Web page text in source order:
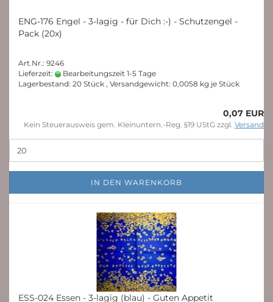
ENG-176 Engel - 3-lagig - für Dich :-) - Schutzengel -
Pack (20x)
Art.Nr.: 9246
Lieferzeit:
Bearbeitungszeit 1-5 Tage
Lagerbestand: 20 Stück , Versandgewicht: 0,0058 kg je Stück
0,07 EUR
Kein Steuerausweis gem. Kleinuntern.-Reg. §19 UStG zzgl. Versand
IN DEN WARENKORB
ESS-024 Essen - 3-lagig (blau) - Guten Appetit